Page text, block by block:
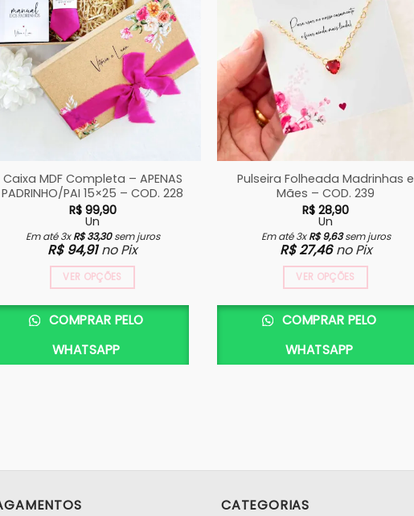
Caixa MDF Completa – APENAS
PADRINHO/PAI 15×25 – COD. 228
R$99,90
Un
Em até 3xR$33,30sem juros
R$94,91 no Pix
VER OPÇÕES
COMPRAR PELO
WHATSAPP
Pulseira Folheada Madrinhas e
Mães – COD. 239
R$ 28,90
Un
Em até 3xR$9,63sem juros
R$27,46 no Pix
VER OPÇÕES
produto
várias
COMPRAR PELO
WHATSAPP
CATEGORIAS